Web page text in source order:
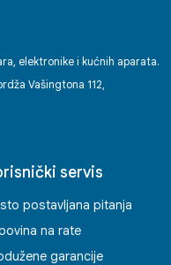
elektronike i kućnih aparata.
Vašingtona 112,
servis
postavljana pitanja
na rate
garancije